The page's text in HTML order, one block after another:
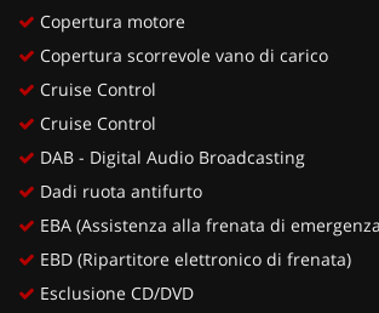
Copertura motore
Copertura scorrevole vano di carico
Cruise Control
Cruise Control
DAB - Digital Audio Broadcasting
Dadi ruota antifurto
EBA (Assistenza alla frenata di
EBD (Ripartitore elettronico di frenata)
Esclusione CD/DVD